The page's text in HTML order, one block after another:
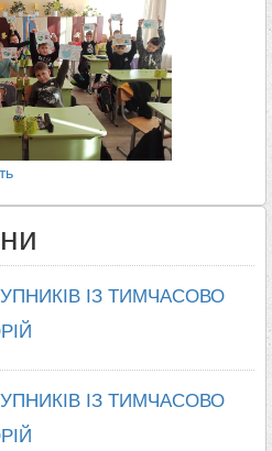
ІЗ ТИМЧАСОВО
ІЗ ТИМЧАСОВО